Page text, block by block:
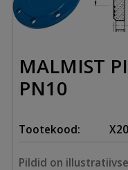
MALMIST
PN10
Tootekood:
Pildid on